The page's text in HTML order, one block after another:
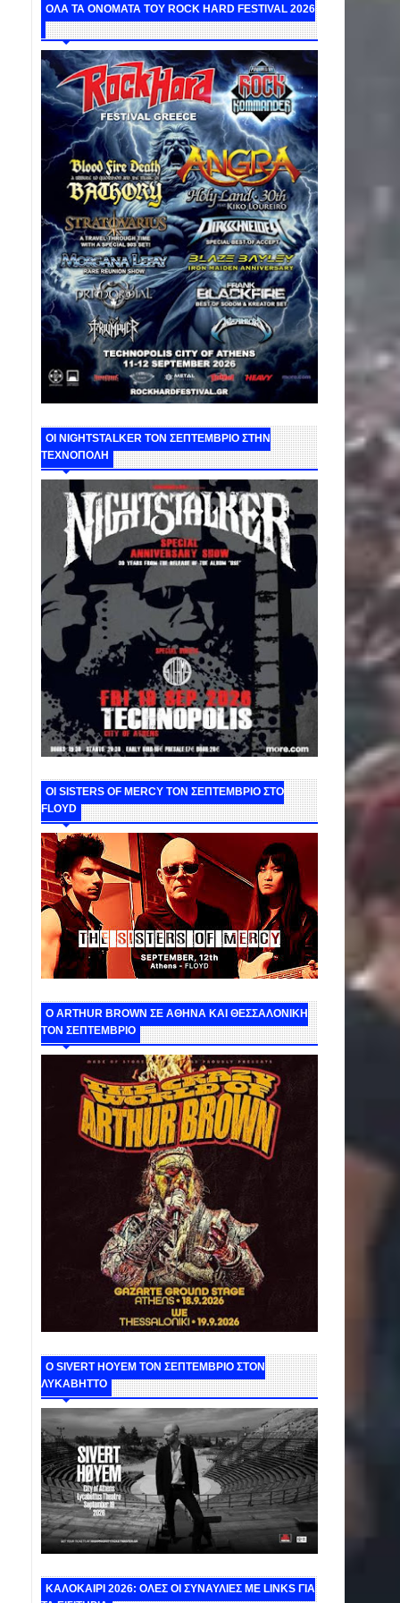
ΟΛΑ ΤΑ ΟΝΟΜΑΤΑ ΤΟΥ ROCK HARD FESTIVAL 2026
ΟΙ NIGHTSTALKER ΤΟΝ ΣΕΠΤΕΜΒΡΙΟ ΣΤΗΝ
ΤΕΧΝΟΠΟΛΗ
ΟΙ SISTERS OF MERCY ΤΟΝ ΣΕΠΤΕΜΒΡΙΟ ΣΤΟ
FLOYD
O ARTHUR BROWN ΣΕ ΑΘΗΝΑ ΚΑΙ ΘΕΣΣΑΛΟΝΙΚΗ
ΤΟΝ ΣΕΠΤΕΜΒΡΙΟ
Ο SIVERT HOYEM ΤΟΝ ΣΕΠΤΕΜΒΡΙΟ ΣΤΟΝ
ΛΥΚΑΒΗΤΤΟ
ΚΑΛΟΚΑΙΡΙ 2026: ΟΛΕΣ ΟΙ ΣΥΝΑΥΛΙΕΣ ΜΕ LINKS ΓΙΑ